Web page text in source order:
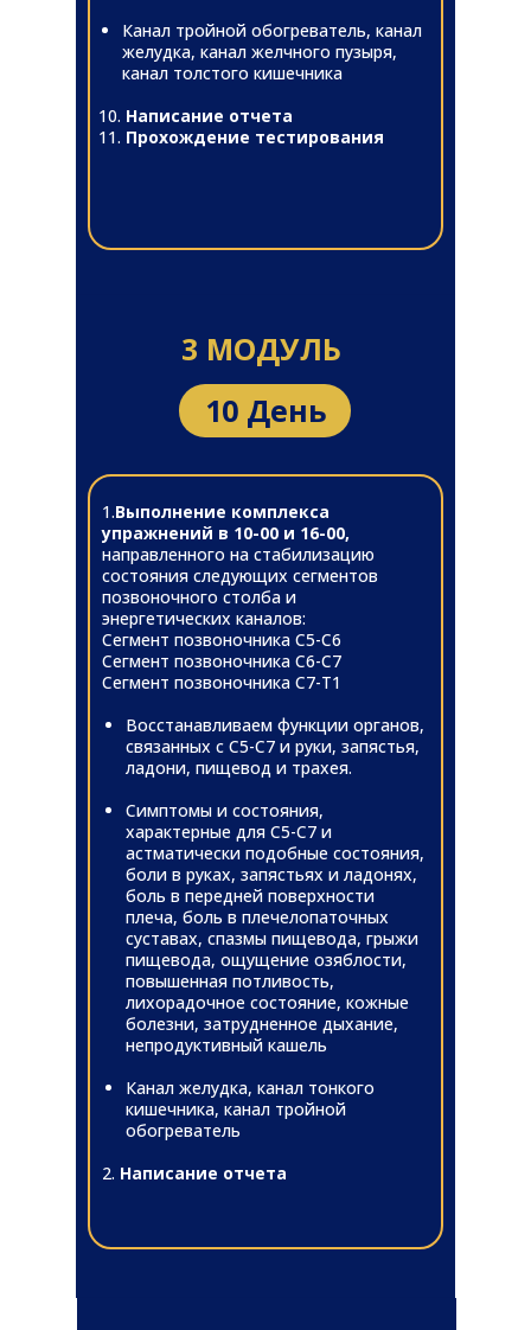
Канал тройной обогреватель, канал
желудка, канал желчного пузыря,
канал толстого кишечника
10. Написание отчета
11. Прохождение тестирования
3 МОДУЛЬ
1.Выполнение комплекса
упражнений в 10-00 и 16-00,
направленного на стабилизацию
состояния следующих сегментов
позвоночного столба и
энергетических каналов:
Сегмент позвоночника С5-С6
Сегмент позвоночника С6-С7
Сегмент позвоночника С7-Т1
Восстанавливаем функции органов,
связанных с С5-С7 и руки, запястья,
ладони, пищевод и трахея.
Симптомы и состояния,
характерные для С5-С7 и
астматически подобные состояния,
боли в руках, запястьях и ладонях,
боль в передней поверхности
плеча, боль в плечелопаточных
суставах, спазмы пищевода, грыжи
пищевода, ощущение озяблости,
повышенная потливость,
лихорадочное состояние, кожные
болезни, затрудненное дыхание,
непродуктивный кашель
Канал желудка, канал тонкого
кишечника, канал тройной
обогреватель
2. Написание отчета
10 День